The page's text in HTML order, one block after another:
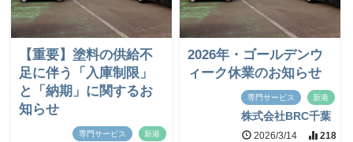
【重要】塗料の供給不
足に伴う「入庫制限」
と「納期」に関するお
知らせ
専門サービス 新港
2026年・ゴールデンウ
ィーク休業のお知らせ
専門サービス 新港
株式会社BRC千葉
2026/3/14 218